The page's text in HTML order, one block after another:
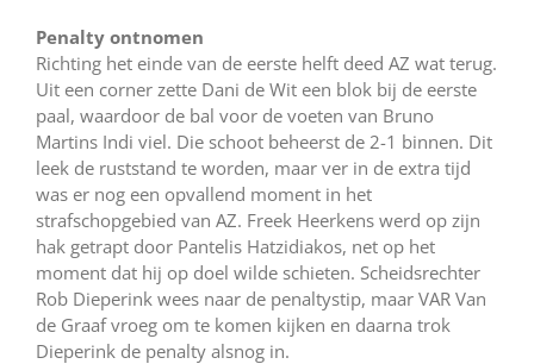
Penalty ontnomen
Richting het einde van de eerste helft deed AZ wat terug.
Uit een corner zette Dani de Wit een blok bij de eerste
paal, waardoor de bal voor de voeten van Bruno
Martins Indi viel. Die schoot beheerst de 2-1 binnen. Dit
leek de ruststand te worden, maar ver in de extra tijd
was er nog een opvallend moment in het
strafschopgebied van AZ. Freek Heerkens werd op zijn
hak getrapt door Pantelis Hatzidiakos, net op het
moment dat hij op doel wilde schieten. Scheidsrechter
Rob Dieperink wees naar de penaltystip, maar VAR Van
de Graaf vroeg om te komen kijken en daarna trok
Dieperink de penalty alsnog in.